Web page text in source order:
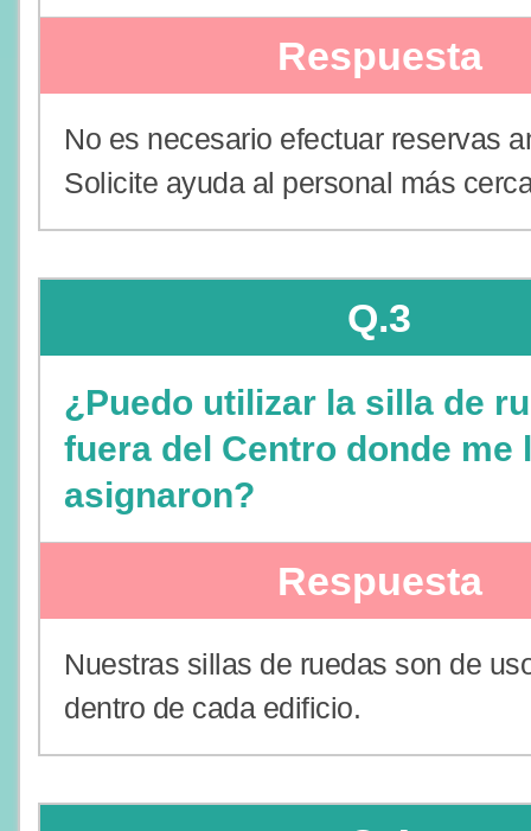
Respuesta
No es necesario efectuar reservas
Solicite ayuda al personal más
Q.3
¿Puedo utilizar la silla de
fuera del Centro donde me
asignaron?
Respuesta
Nuestras sillas de ruedas son de
dentro de cada edificio.